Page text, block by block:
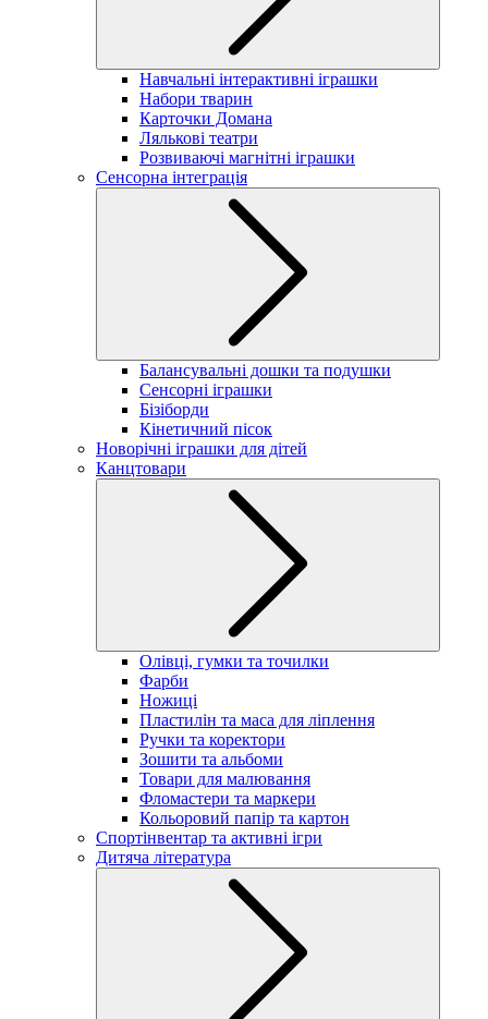
Навчальні інтерактивні іграшки
Набори тварин
Карточки Домана
Лялькові театри
Розвиваючі магнітні іграшки
Сенсорна інтеграція
Балансувальні дошки та подушки
Сенсорні іграшки
Бізіборди
Кінетичний пісок
Новорічні іграшки для дітей
Канцтовари
Олівці, гумки та точилки
Фарби
Ножиці
Пластилін та маса для ліплення
Ручки та коректори
Зошити та альбоми
Товари для малювання
Фломастери та маркери
Кольоровий папір та картон
Спортінвентар та активні ігри
Дитяча література